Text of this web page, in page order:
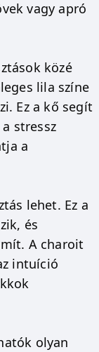
vagy apró
közé
lila színe
Ez a kő segít
stressz
a
lehet. Ez a
és
A charoit
intuíció
olyan